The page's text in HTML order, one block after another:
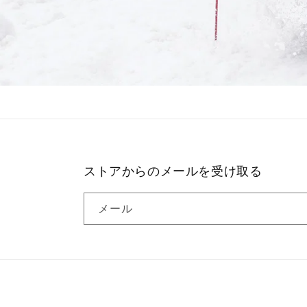
ストアからのメールを受け取る
メール